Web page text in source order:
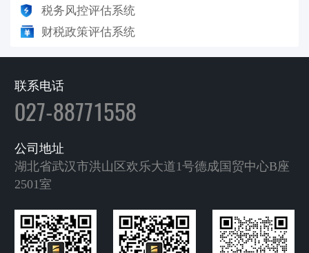
税务风控评估系统
财税政策评估系统
联系电话
027-88771558
公司地址
湖北省武汉市洪山区欢乐大道1号德成国贸中心B座
2501室